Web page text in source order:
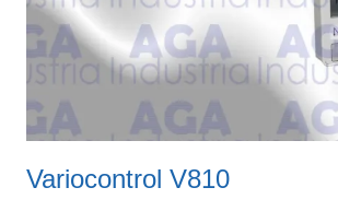
Variocontrol V810